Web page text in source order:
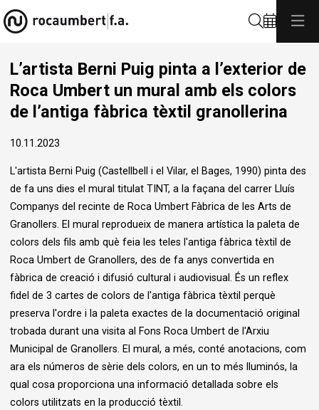
L’artista Berni Puig pinta a l’exterior de
Roca Umbert un mural amb els colors
de l’antiga fàbrica tèxtil granollerina
10.11.2023
L'artista Berni Puig (Castellbell i el Vilar, el Bages, 1990) pinta des
de fa uns dies el mural titulat TINT, a la façana del carrer Lluís
Companys del recinte de Roca Umbert Fàbrica de les Arts de
Granollers. El mural reprodueix de manera artística la paleta de
colors dels fils amb què feia les teles l'antiga fàbrica tèxtil de
Roca Umbert de Granollers, des de fa anys convertida en
fàbrica de creació i difusió cultural i audiovisual. És un reflex
fidel de 3 cartes de colors de l'antiga fàbrica tèxtil perquè
preserva l'ordre i la paleta exactes de la documentació original
trobada durant una visita al Fons Roca Umbert de l'Arxiu
Municipal de Granollers. El mural, a més, conté anotacions, com
ara els números de sèrie dels colors, en un to més lluminós, la
qual cosa proporciona una informació detallada sobre els
colors utilitzats en la producció tèxtil.